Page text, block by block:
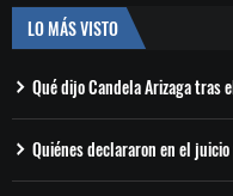
LO MÁS VISTO
Qué dijo Candela Arizaga tras
Quiénes declararon en el